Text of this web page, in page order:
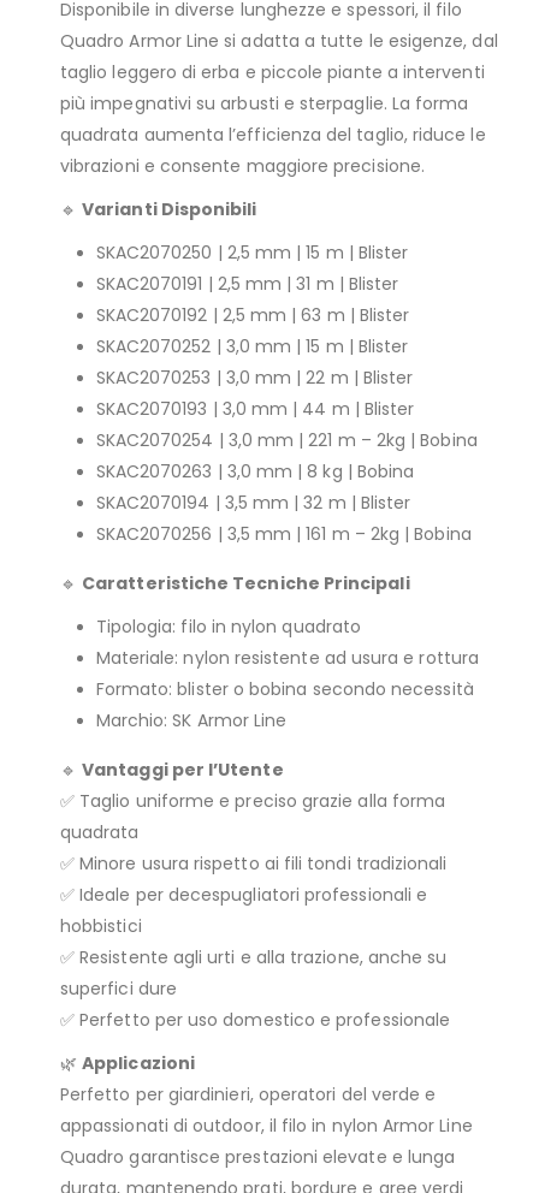
Disponibile in diverse lunghezze e spessori, il filo
Quadro Armor Line si adatta a tutte le esigenze, dal
taglio leggero di erba e piccole piante a interventi
più impegnativi su arbusti e sterpaglie. La forma
quadrata aumenta l’efficienza del taglio, riduce le
vibrazioni e consente maggiore precisione.
🔹Varianti Disponibili
SKAC2070250 | 2,5 mm | 15 m | Blister
SKAC2070191 | 2,5 mm | 31 m | Blister
SKAC2070192 | 2,5 mm | 63 m | Blister
SKAC2070252 | 3,0 mm | 15 m | Blister
SKAC2070253 | 3,0 mm | 22 m | Blister
SKAC2070193 | 3,0 mm | 44 m | Blister
SKAC2070254 | 3,0 mm | 221 m – 2kg | Bobina
SKAC2070263 | 3,0 mm | 8 kg | Bobina
SKAC2070194 | 3,5 mm | 32 m | Blister
SKAC2070256 | 3,5 mm | 161 m – 2kg | Bobina
🔹 Caratteristiche Tecniche Principali
Tipologia: filo in nylon quadrato
Materiale: nylon resistente ad usura e rottura
Formato: blister o bobina secondo necessità
Marchio: SK Armor Line
🔹Vantaggi per l’Utente
✅ Taglio uniforme e preciso grazie alla forma
quadrata
✅ Minore usura rispetto ai fili tondi tradizionali
✅ Ideale per decespugliatori professionali e
hobbistici
✅ Resistente agli urti e alla trazione, anche su
superfici dure
✅ Perfetto per uso domestico e professionale
🌿Applicazioni
Perfetto per giardinieri, operatori del verde e
appassionati di outdoor, il filo in nylon Armor Line
Quadro garantisce prestazioni elevate e lunga
durata, mantenendo prati, bordure e aree verdi